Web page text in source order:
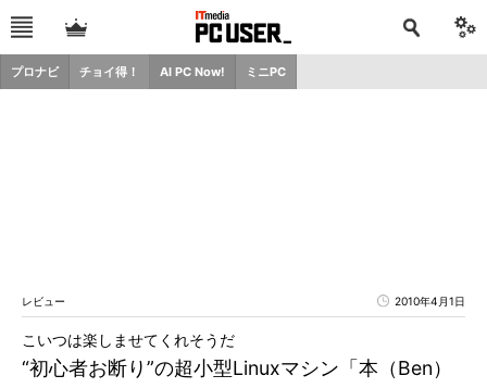
プロナビ チョイ得！ AI PC Now! ミニPC
レビュー 2010年4月1日
“初心者お断り”の超小型Linuxマシン「本（Ben）
こいつは楽しませてくれそうだ